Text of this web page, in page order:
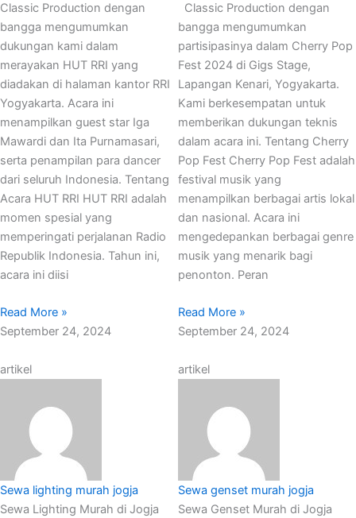
Classic Production dengan
bangga mengumumkan
dukungan kami dalam
merayakan HUT RRI yang
diadakan di halaman kantor RRI
Yogyakarta. Acara ini
menampilkan guest star Iga
Mawardi dan Ita Purnamasari,
serta penampilan para dancer
dari seluruh Indonesia. Tentang
Acara HUT RRI HUT RRI adalah
momen spesial yang
memperingati perjalanan Radio
Republik Indonesia. Tahun ini,
acara ini diisi
Read More »
September 24, 2024
Classic Production dengan
bangga mengumumkan
partisipasinya dalam Cherry Pop
Fest 2024 di Gigs Stage,
Lapangan Kenari, Yogyakarta.
Kami berkesempatan untuk
memberikan dukungan teknis
dalam acara ini. Tentang Cherry
Pop Fest Cherry Pop Fest adalah
festival musik yang
menampilkan berbagai artis lokal
dan nasional. Acara ini
mengedepankan berbagai genre
musik yang menarik bagi
penonton. Peran
Read More »
September 24, 2024
artikel
Sewa lighting murah jogja
Sewa Lighting Murah di Jogja
artikel
Sewa genset murah jogja
Sewa Genset Murah di Jogja